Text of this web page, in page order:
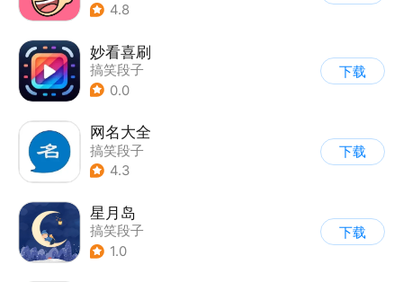
4.8
妙看喜刷
搞笑段子
0.0
下载
网名大全
搞笑段子
4.3
下载
星月岛
搞笑段子
1.0
下载